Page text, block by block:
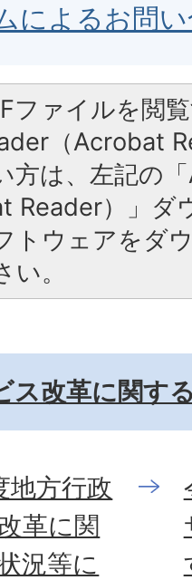
によるお問
ファイルを閲
（Acrobat
方は、左記の
Reader）」ダ
トウェアをダ
。
ス改革に関す
地方行政
革に関
況等に